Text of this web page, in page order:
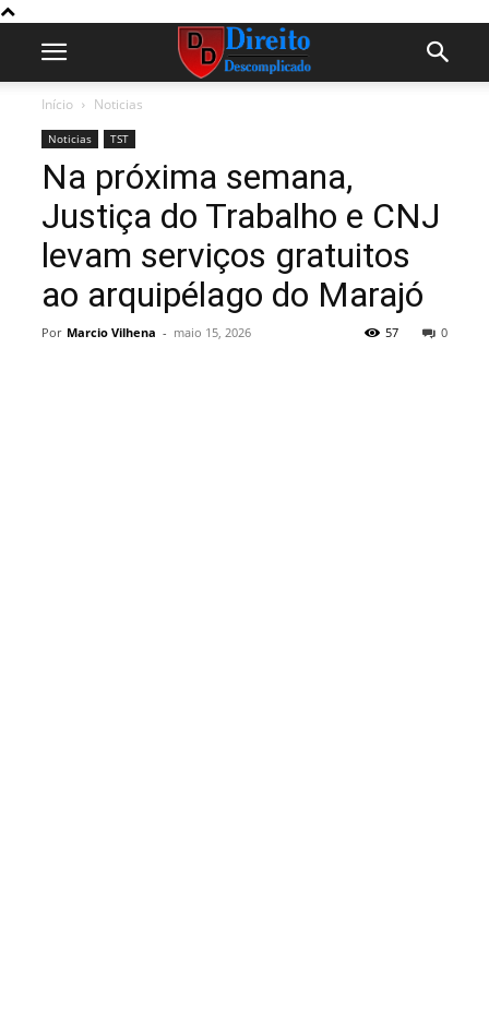
Início Noticias
Noticias TST
Na próxima semana,
Justiça do Trabalho e CNJ
levam serviços gratuitos
ao arquipélago do Marajó
Por Marcio Vilhena - maio 15, 2026 0
57